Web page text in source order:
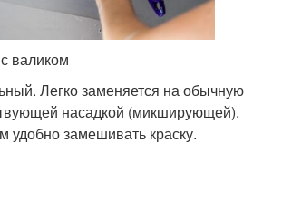
валиком
Легко заменяется на обычную
насадкой (микширующей).
удобно замешивать краску.